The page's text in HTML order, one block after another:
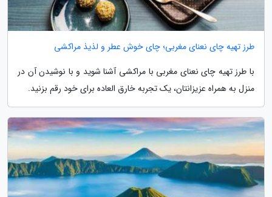
طرز تهیه چای نعنای مغربی؛ چای خوش عطر و لذیذ مراکشی
با طرز تهیه چای نعنای مغربی با مراکشی آشنا شوید و با نوشیدن آن در
منزل به همراه عزیزانتان، یک تجربه خارق العاده برای خود رقم بزنید.